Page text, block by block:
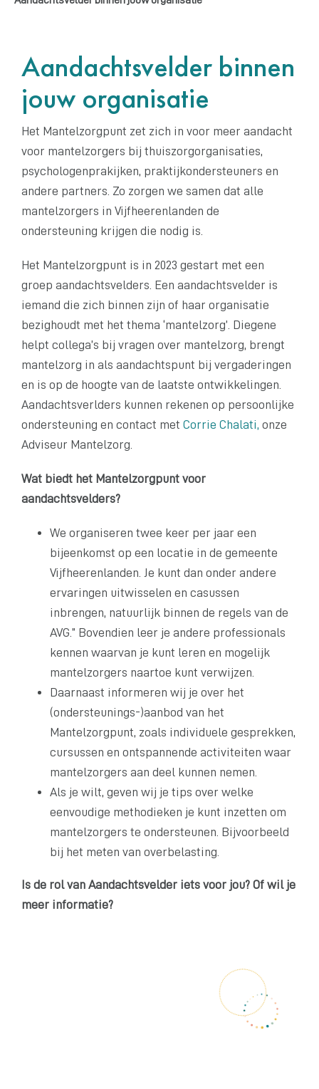
Aandachtsvelder binnen
jouw organisatie
Het Mantelzorgpunt zet zich in voor meer aandacht
voor mantelzorgers bij thuiszorgorganisaties,
psychologenprakijken, praktijkondersteuners en
andere partners. Zo zorgen we samen dat alle
mantelzorgers in Vijfheerenlanden de
ondersteuning krijgen die nodig is.
Het Mantelzorgpunt is in 2023 gestart met een
groep aandachtsvelders. Een aandachtsvelder is
iemand die zich binnen zijn of haar organisatie
bezighoudt met het thema ‘mantelzorg’. Diegene
helpt collega’s bij vragen over mantelzorg, brengt
mantelzorg in als aandachtspunt bij vergaderingen
en is op de hoogte van de laatste ontwikkelingen.
Aandachtsverlders kunnen rekenen op persoonlijke
ondersteuning en contact met Corrie Chalati, onze
Adviseur Mantelzorg.
Wat biedt het Mantelzorgpunt voor
aandachtsvelders?
We organiseren twee keer per jaar een
bijeenkomst op een locatie in de gemeente
Vijfheerenlanden. Je kunt dan onder andere
ervaringen uitwisselen en casussen
inbrengen, natuurlijk binnen de regels van de
AVG.” Bovendien leer je andere professionals
kennen waarvan je kunt leren en mogelijk
mantelzorgers naartoe kunt verwijzen.
Daarnaast informeren wij je over het
(ondersteunings-)aanbod van het
Mantelzorgpunt, zoals individuele gesprekken,
cursussen en ontspannende activiteiten waar
mantelzorgers aan deel kunnen nemen.
Als je wilt, geven wij je tips over welke
eenvoudige methodieken je kunt inzetten om
mantelzorgers te ondersteunen. Bijvoorbeeld
bij het meten van overbelasting.
Is de rol van Aandachtsvelder iets voor jou? Of wil je
meer informatie?